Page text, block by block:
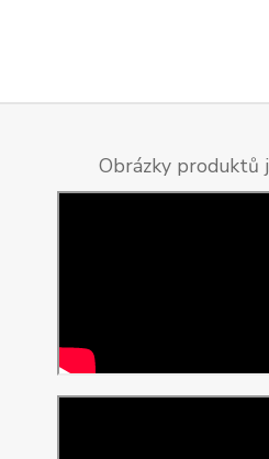
Obrázky produktů